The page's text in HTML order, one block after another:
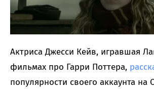
Актриса Джесси Кейв, игравшая
фильмах про Гарри Поттера,
популярности своего аккаунта на